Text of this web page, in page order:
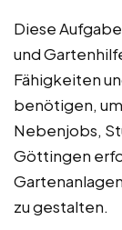
Diese
und
Fähigkeiten
benötigen,
Nebenjobs,
Göttingen
zu gestalten.